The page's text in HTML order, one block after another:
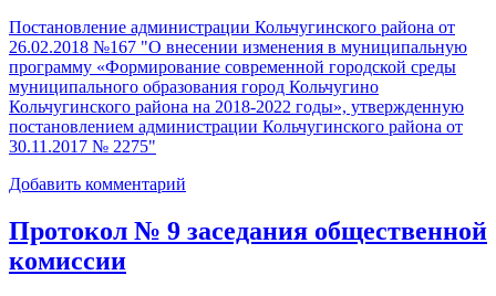
Постановление администрации Кольчугинского района от
26.02.2018 №167 "О внесении изменения в муниципальную
программу «Формирование современной городской среды
муниципального образования город Кольчугино
Кольчугинского района на 2018-2022 годы», утвержденную
постановлением администрации Кольчугинского района от
30.11.2017 № 2275"
Добавить комментарий
Протокол № 9 заседания общественной
комиссии